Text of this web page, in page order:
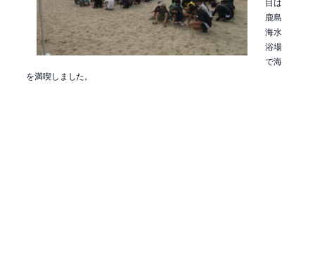
鹿島
海水
浴場
で海
を満喫しました。